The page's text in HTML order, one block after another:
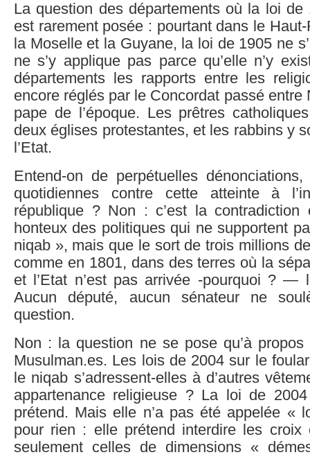
La question des départements où la loi de
est rarement posée : pourtant dans le
la Moselle et la Guyane, la loi de 1905 ne
ne s’y applique pas parce qu’elle n’y
départements les rapports entre les
encore réglés par le Concordat passé entre
pape de l’époque. Les prêtres
deux églises protestantes, et les rabbins y
l’Etat.
Entend-on de perpétuelles
quotidiennes contre cette atteinte à
république ? Non : c’est la contradiction
honteux des politiques qui ne supportent
niqab », mais que le sort de trois millions
comme en 1801, dans des terres où la
et l’Etat n’est pas arrivée -pourquoi ? —
Aucun député, aucun sénateur ne
question.
Non : la question ne se pose qu’à propos
Musulman.es. Les lois de 2004 sur le
le niqab s’adressent-elles à d’autres
appartenance religieuse ? La loi de
prétend. Mais elle n’a pas été appelée «
pour rien : elle prétend interdire les croix
seulement celles de dimensions «